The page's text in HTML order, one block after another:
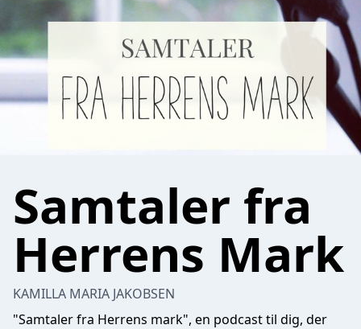
Samtaler fra
Herrens Mark
KAMILLA MARIA JAKOBSEN
"Samtaler fra Herrens mark", en podcast til dig, der